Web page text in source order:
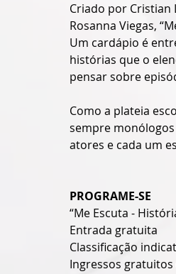
Criado por Cristian
Rosanna Viegas,
Um cardápio é
histórias que o
pensar sobre
Como a plateia
sempre
atores e cada um
PROGRAME-SE
“Me Escuta -
Entrada gratuita
Classificação
Ingressos